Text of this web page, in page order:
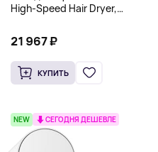
High-Speed Hair Dryer,
21 967 ₽
КУПИТЬ
NEW СЕГОДНЯ ДЕШЕВЛЕ